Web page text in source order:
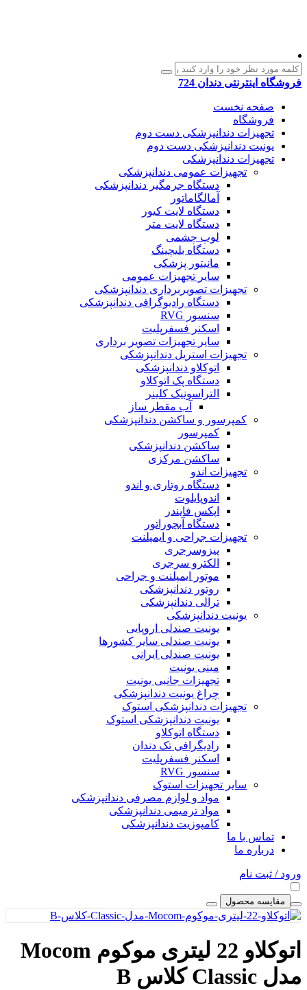
فروشگاه اینترنتی دندان 724
صفحه نخست
فروشگاه
تجهیزات دندانپزشکی دست دوم
یونیت دندانپزشکی دست دوم
تجهیزات دندانپزشکی
تجهیزات عمومی دندانپزشکی
دستگاه جرمگیر دندانپزشکی
آمالگاماتور
دستگاه لایت کیور
دستگاه لایت متر
لوپ چشمی
دستگاه بلیچینگ
مانیتور پزشکی
سایر تجهیزات عمومی
تجهیزات تصویربرداری دندانپزشکی
دستگاه رادیوگرافی دندانپزشکی
سنسور RVG
اسکنر فسفرپلیت
سایر تجهیزات تصویر برداری
تجهیزات استریل دندانپزشکی
اتوکلاو دندانپزشکی
دستگاه پک اتوکلاو
التراسونیک کلینر
آب مقطر ساز
کمپرسور و ساکشن دندانپزشکی
کمپرسور
ساکشن دندانپزشکی
ساکشن مرکزی
تجهیزات اندو
دستگاه روتاری و اندو
اندوپایلوت
اپکس فایندر
دستگاه آبچوراتور
تجهیزات جراحی و ایمپلنت
پیزوسرجری
الکترو سرجری
موتور ایمپلنت و جراحی
روتور دندانپزشکی
ترالی دندانپزشکی
یونیت دندانپزشکی
یونیت صندلی اروپایی
یونیت صندلی سایر کشورها
یونیت صندلی ایرانی
مینی یونیت
تجهیزات جانبی یونیت
چراغ یونیت دندانپزشکی
تجهیزات دندانپزشکی استوک
یونیت دندانپزشکی استوک
دستگاه اتوکلاو
رادیگرافی تک دندان
اسکنر فسفرپلیت
سنسور RVG
سایر تجهیزات استوک
مواد و لوازم مصرفی دندانپزشکی
مواد ترمیمی دندانپزشکی
کامپوزیت دندانپزشکی
تماس با ما
درباره ما
ورود / ثبت نام
مقایسه محصول
اتوکلاو 22 لیتری موکوم Mocom
مدل Classic کلاس B